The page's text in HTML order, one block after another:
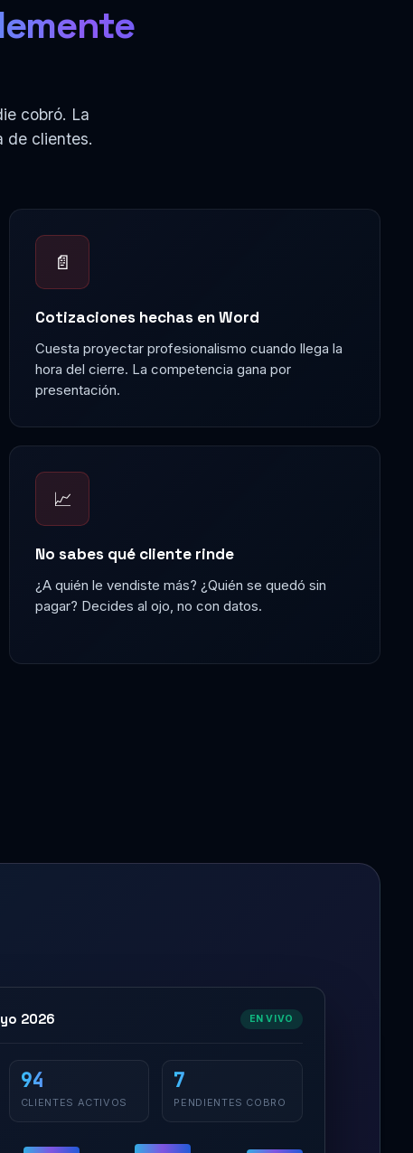
cobró. La
de clientes.
📄
Cotizaciones hechas en Word
Cuesta proyectar profesionalismo cuando llega la
hora del cierre. La competencia gana por
presentación.
📈
No sabes qué cliente rinde
¿A quién le vendiste más? ¿Quién se quedó sin
pagar? Decides al ojo, no con datos.
2026 EN VIVO
94
CLIENTES ACTIVOS
7
PENDIENTES COBRO